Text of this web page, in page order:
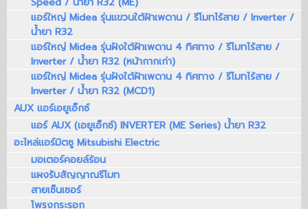
แอร์ใหญ่ Midea รุ่นแขวนใต้ฝ้าเพดาน / รีโมทไร้สาย / Inverter /
น้ำยา R32
แอร์ใหญ่ Midea รุ่นฝังใต้ฝ้าเพดาน 4 ทิศทาง / รีโมทไร้สาย /
Inverter / น้ำยา R32 (หน้ากากเก่า)
แอร์ใหญ่ Midea รุ่นฝังใต้ฝ้าเพดาน 4 ทิศทาง / รีโมทไร้สาย /
Inverter / น้ำยา R32 (MCD1)
AUX แอร์เอยูเอ็กซ์
แอร์ AUX (เอยูเอ็กซ์) INVERTER (ME Series) น้ำยา R32
อะไหล่แอร์มิตซู Mitsubishi Electric
มอเตอร์คอยล์ร้อน
แผงรับสัญญาณรีโมท
สายเซ็นเซอร์
โพรงกระรอก